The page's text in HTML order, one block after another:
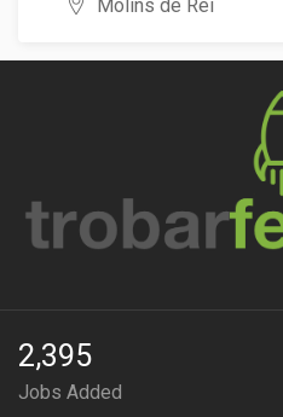
Molins de Rei
2,395
Jobs Added